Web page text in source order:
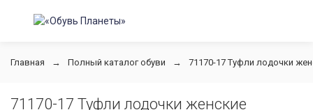
Главная Полный каталог обуви 71170-17 Туфли лодочки
71170-17 Туфли лодочки женские